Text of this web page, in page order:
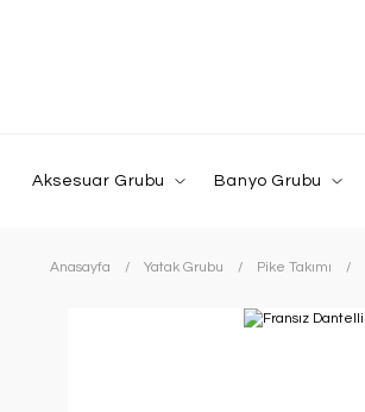
Aksesuar Grubu Banyo Grubu
Anasayfa Yatak Grubu Pike Takımı